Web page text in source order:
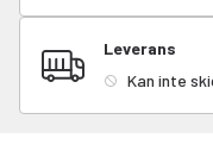
Leverans
Kan inte